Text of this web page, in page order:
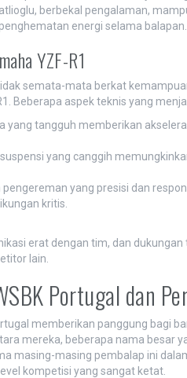
berbekal pengalaman,
energi selama balapan.
YZF-R1
semata-mata berkat
Beberapa aspek teknis yang
yang tangguh memberikan
yang canggih
pengereman yang presisi dan
kritis.
erat dengan tim, dan
lain.
Portugal dan
memberikan panggung bagi
mereka, beberapa nama besar
masing-masing pembalap ini
kompetisi yang sangat ketat.